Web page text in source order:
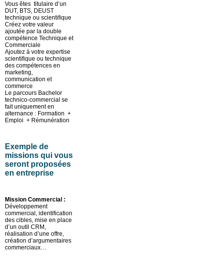
Vous êtes titulaire d’un
DUT, BTS, DEUST
technique ou scientifique
Créez votre valeur
ajoutée par la double
compétence Technique et
Commerciale
Ajoutez à votre expertise
scientifique ou technique
des compétences en
marketing,
communication et
commerce
Le parcours Bachelor
technico-commercial se
fait uniquement en
alternance : Formation +
Emploi + Rémunération
Exemple de
missions qui vous
seront proposées
en entreprise
Mission Commercial :
Développement
commercial, identification
des cibles, mise en place
d’un outil CRM,
réalisation d’une offre,
création d’argumentaires
commerciaux…